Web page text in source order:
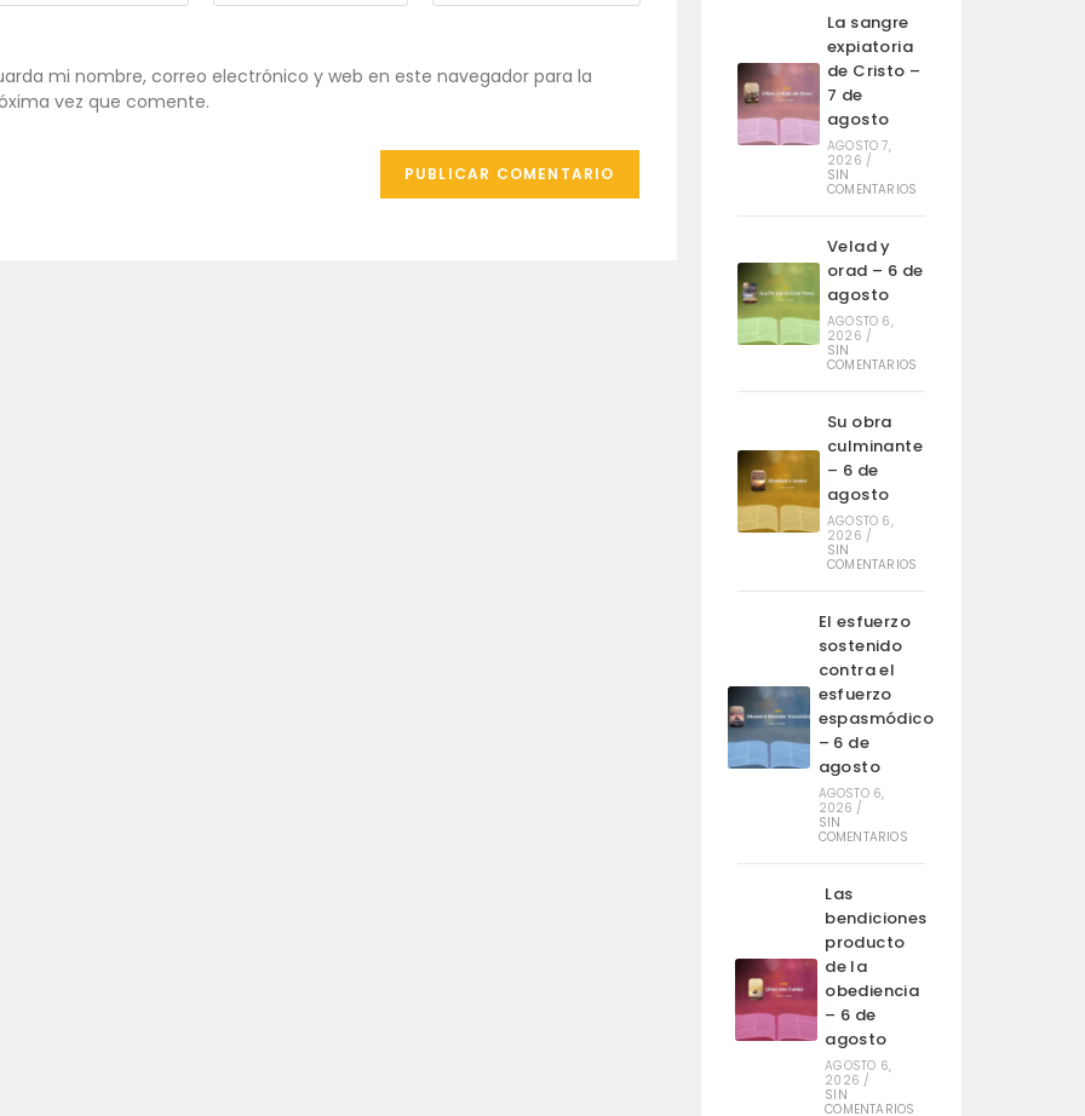
dirección
correo
electrónico
URL
web
mi nombre, correo electrónico y web en este navegador para la
vez que comente.
La sangre
expiatoria
de Cristo –
7 de
agosto
AGOSTO 7,
2026 /
SIN
COMENTARIOS
Velad y
orad – 6 de
agosto
AGOSTO 6,
2026 /
SIN
COMENTARIOS
Su obra
culminante
– 6 de
agosto
AGOSTO 6,
2026 /
SIN
COMENTARIOS
El esfuerzo
sostenido
contra el
esfuerzo
espasmódico
– 6 de
agosto
AGOSTO 6,
2026 /
SIN
COMENTARIOS
Las
bendiciones
producto
de la
obediencia
– 6 de
agosto
AGOSTO 6,
2026 /
SIN
COMENTARIOS